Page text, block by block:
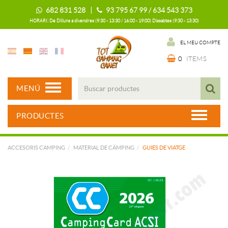
682 831 528 | 93 795 67 99 / 634 543 373
HORARI: De Dilluns a divendres (9:30 - 13:30 / 16:00 - 19:00) Dissabtes (9:30 - 13:30)
EL MEU COMPTE
0 ITEMS
MENÚ
PRODUCTES
ACCESORIS CAMPING MATERIAL DE CÀMPING GUIES DE VIATGE